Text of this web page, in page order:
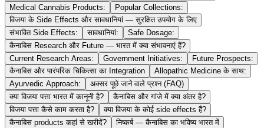
Medical Cannabis Products:
Popular Collections:
विजया के Side Effects और सावधानियां — सुरक्षित उपयोग के लिए
संभावित Side Effects:
सावधानियां:
Safe Dosage:
कैनाबिस Research और Future — भारत में क्या संभावनाएं हैं?
Current Research Areas:
Government Initiatives:
Future Prospects:
कैनाबिस और पारंपरिक चिकित्सा का Integration
Allopathic Medicine के साथ:
Ayurvedic Approach:
अक्सर पूछे जाने वाले प्रश्न (FAQ)
क्या विजया पत्ता भारत में कानूनी है?
कैनाबिस और गांजे में क्या अंतर है?
विजया पत्ता कैसे काम करता है?
क्या विजया के कोई side effects हैं?
कैनाबिस products कहां से खरीदें?
निष्कर्ष — कैनाबिस का भविष्य भारत में